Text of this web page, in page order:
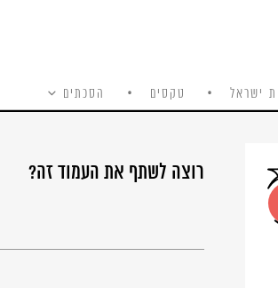
ישראל טקסים הסכתים
רוצה לשתף את העמוד זה?